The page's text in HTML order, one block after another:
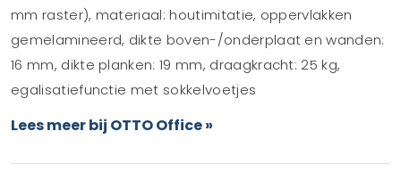
mm raster), materiaal: houtimitatie, oppervlakken
gemelamineerd, dikte boven-/onderplaat en wanden:
16 mm, dikte planken: 19 mm, draagkracht: 25 kg,
egalisatiefunctie met sokkelvoetjes
Lees meer bij OTTO Office »